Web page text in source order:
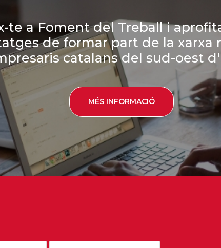
te a Foment del Treball i
de formar part de la xarxa
catalans del sud-oest
MÉS INFORMACIÓ